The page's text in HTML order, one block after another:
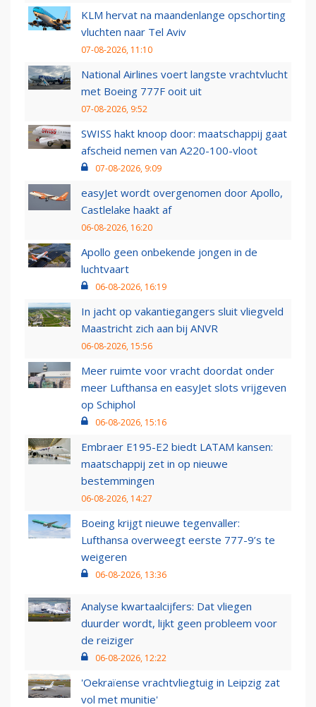
KLM hervat na maandenlange opschorting
vluchten naar Tel Aviv
07-08-2026, 11:10
National Airlines voert langste vrachtvlucht
met Boeing 777F ooit uit
07-08-2026, 9:52
SWISS hakt knoop door: maatschappij gaat
afscheid nemen van A220-100-vloot
07-08-2026, 9:09
easyJet wordt overgenomen door Apollo,
Castlelake haakt af
06-08-2026, 16:20
Apollo geen onbekende jongen in de
luchtvaart
06-08-2026, 16:19
In jacht op vakantiegangers sluit vliegveld
Maastricht zich aan bij ANVR
06-08-2026, 15:56
Meer ruimte voor vracht doordat onder
meer Lufthansa en easyJet slots vrijgeven
op Schiphol
06-08-2026, 15:16
Embraer E195-E2 biedt LATAM kansen:
maatschappij zet in op nieuwe
bestemmingen
06-08-2026, 14:27
Boeing krijgt nieuwe tegenvaller:
Lufthansa overweegt eerste 777-9’s te
weigeren
06-08-2026, 13:36
Analyse kwartaalcijfers: Dat vliegen
duurder wordt, lijkt geen probleem voor
de reiziger
06-08-2026, 12:22
'Oekraïense vrachtvliegtuig in Leipzig zat
vol met munitie'